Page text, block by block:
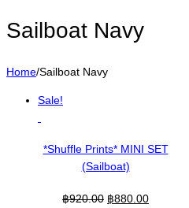
Sailboat Navy
Home/Sailboat Navy
Sale!
*Shuffle Prints* MINI SET
(Sailboat)
฿920.00 ฿880.00